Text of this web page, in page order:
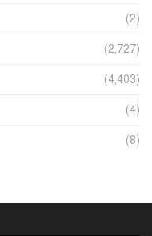
(2)
(2,727)
(4,403)
(4)
(8)